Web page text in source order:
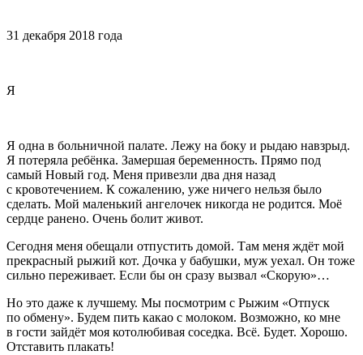
31 декабря 2018 года
Я
Я одна в больничной палате. Лежу на боку и рыдаю навзрыд.
Я потеряла ребёнка. Замершая беременность. Прямо под
самый Новый год. Меня привезли два дня назад
с кровотечением. К сожалению, уже ничего нельзя было
сделать. Мой маленький ангелочек никогда не родится. Моё
сердце ранено. Очень болит живот.
Сегодня меня обещали отпустить домой. Там меня ждёт мой
прекрасный рыжий кот. Дочка у бабушки, муж уехал. Он тоже
сильно переживает. Если бы он сразу вызвал «Скорую»…
Но это даже к лучшему. Мы посмотрим с Рыжим «Отпуск
по обмену». Будем пить какао с молоком. Возможно, ко мне
в гости зайдёт моя котолюбивая соседка. Всё. Будет. Хорошо.
Отставить плакать!